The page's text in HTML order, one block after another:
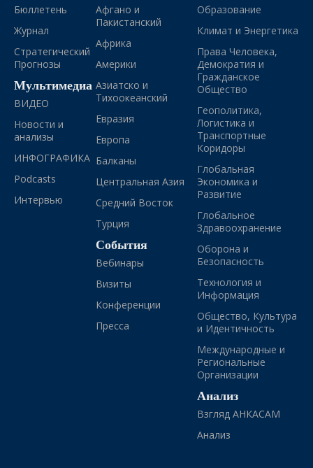
Бюллетень
Журнал
Стратегический
Прогнозы
Мультимедиа
ВИДЕО
Новости и
анализы
ИНФОГРАФИКА
Podcasts
Интервью
Афгано и
Пакистанский
Африка
Америки
Азиатско и
Тихоокеанский
Евразия
Европа
Балканы
Центральная Азия
Средний Восток
Турция
События
Вебинары
Визиты
Конференции
Пресса
Образование
Климат и Энергетика
Права Человека,
Демократия и
Гражданское
Общество
Геополитика,
Логистика и
Транспортные
Коридоры
Глобальная
Экономика и
Развитие
Глобальное
Здравоохранение
Оборона и
Безопасность
Технология и
Информация
Общество, Культура
и Идентичность
Международные и
Региональные
Организации
Анализ
Взгляд АНКАСАМ
Анализ